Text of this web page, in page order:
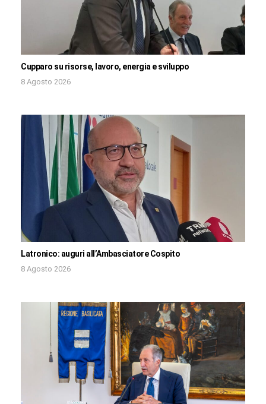
Cupparo su risorse, lavoro, energia e sviluppo
8 Agosto 2026
Latronico: auguri all’Ambasciatore Cospito
8 Agosto 2026